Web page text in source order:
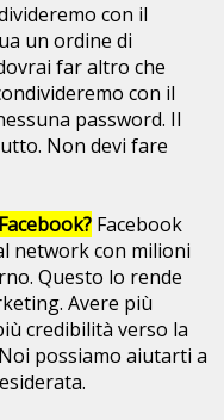
con il
un ordine di
far altro che
con il
password. Il
Non devi fare
Facebook
network con milioni
Questo lo rende
Avere più
credibilità verso la
possiamo aiutarti a